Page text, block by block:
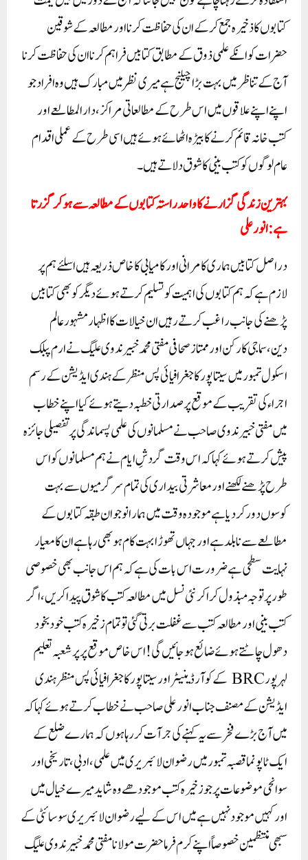
کتابوں کا ذخیرہ جمع کرکے ان کی حفاظت کرنااور مطالعہ کے شوقین
حضرات کو انکے علمی ذوق کے مطابق کتابیں فراہم کرنا ان کی حفاظت کرنا
آج کے تناظر میں بہت بڑا چیلنج ہے میری نظر میں مبارک ہیں وہ افراد جو
اپنے اپنے علاقوں میں اس طرح کے مطالعاتی مراکز، دارالمطالعے اور
کتب خانہ قائم کرنے کا بیڑہ اٹھائے ہوئے ہیں اسی طرح کے عملی اقدام
عام لوگوں کوکتب بینی کا شوق دلاتے ہیں۔
بہترین زندگی گزارنے کا واحد راستہ کتابوں کے مطالعہ سے ہوکر گزرتا
ہے: انور علی
در اصل کتابیں ہماری کامرانی اور کامیابی کا خاص ذریعہ ہیں اسلئے ہم پر
لازم ہے کہ ہم کتابوں کی اہمیت کو تسلیم کرتے ہوئے دیگر کو بھی کتابیں
پڑھنے کی جانب راغب کر تے رہیں ان خیالات کا اظہار مشہور عالم
دین،سماجی کارکن اور ممتاز صحافی مفتی محمد خبیر ندوی علیگ نے ارم پبلک
اسکول تمبور میں سیتاپور کا جغرافیائی پس منظر کے ہندی ایڈیشن کے رسم
اجراء کی تقریب کے موقع پر صدارتی خطبہ دیتے ہوئے کیا اپنے خطاب
میں مفتی خبیر ندوی صاحب نے مسلمانوں کی علمی پسماندگی پر تفصیلی جائزہ
پیش کرتے ہوئے کہا کہ اس وقت گردشِ ایام نے ہم مسلمانوں کو اس
طرح پڑھنے لکھنے اور معاشرتی بیداری کی تمام سرگرمیوں سے بہت
کوسوں دور کردیا ہے موجودہ وقت میں ہمارا نوجوان طبقہ کتابوں کے
مطالعے سے نابلد ہے اور جہاں تھوڑا بہت کام ہو بھی رہا ہے ان کا معیار
نہایت سطحی ہے ضرورت اس بات کی ہے کہ ہم اس جانب بھی خصوصی
طور پر توجہ مبذول کرا کر نئی نسل میں مطالعہ کتب کا شوق پیدا کریں، اگر
کتب بینی اور مطالعہ کتب سے غفلت برتی گئی تو تمام زخیرہ کتب خود بخود
دھول چاٹتے ہوئے ضائع ہو جائیں گی ! اس خاص موقع پر پر شعبہ تعلیم
لہرپور BRC کے کوآرڈینیٹر اور سیتاپور کا جغرافیائی پس منظر ہندی
ایڈیشن کے مصنف جناب انور علی صاحب نے خطاب کرتے ہوئے کہا کہ
میں آج بڑے فخر سے یہ کہنے کی جرآت کررہا ہوں کہ ہمارے ضلع کے
ایک ٹاپو نما قصبہ تمبور میں رضوان لائبریری میں علمی،ادبی،تاریخی اور
سوانحی موضوعات پر جو زخیرہ کتب موجود ھے وہ شاید میرے خیال میں
اور کہیں موجود نہیں ہے میں اس کے لیے رضوان لائبریری سوسائٹی کے
سبھی منتظمین خصوصاً اپنے کرم فرما حضرت مولانا مفتی محمد خبیر ندوی علیگ